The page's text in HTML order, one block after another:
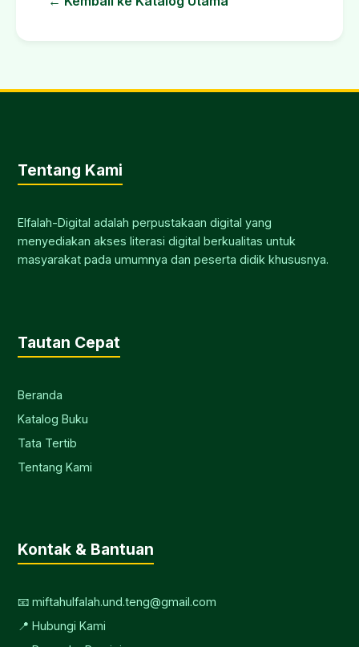
Tentang Kami
Elfalah-Digital adalah perpustakaan digital yang
menyediakan akses literasi digital berkualitas untuk
masyarakat pada umumnya dan peserta didik khususnya.
Tautan Cepat
Beranda
Katalog Buku
Tata Tertib
Tentang Kami
Kontak & Bantuan
📧 miftahulfalah.und.teng@gmail.com
📍 Hubungi Kami